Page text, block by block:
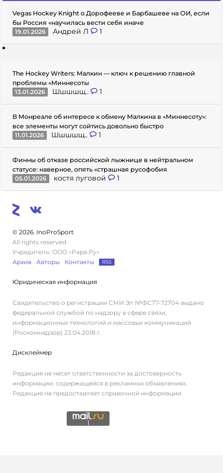
Vegas Hockey Knight о Дорофееве и Барбашеве на ОИ, если
бы Россия «научилась вести себя иначе
19.01.2026
Андрей Л 1
The Hockey Writers: Малкин — ключ к решению главной
проблемы «Миннесоты
13.01.2026
Шшшшщ.. 1
В Монреале об интересе к обмену Малкина в «Миннесоту»:
все элементы могут сойтись довольно быстро
11.01.2026
Шшшшщ.. 1
Финны об отказе российской лыжнице в нейтральном
статусе: наверное, опять «страшная русофобия
05.01.2026
костя луговой 1
© 2026. InoProSport
All rights reserved.
Учредитель: ООО «Раре.Ру»
Архив
Авторы Контакты RSS
Юридическая информация
Свидетельство о регистрации СМИ Эл №ФС77-72704 выдано
федеральной службой по надзору в сфере связи,
информационных технологий и массовых коммуникаций
(Роскомнадзор) 23.04.2018 г.
Дисклеймер
Редакция не несет ответственности за достоверность
информации, содержащейся в рекламных объявлениях.
Редакция не предоставляет справочной информации.